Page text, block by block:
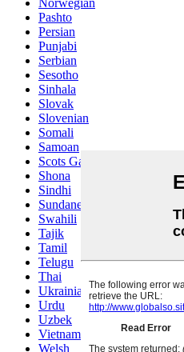
Pashto
Persian
Punjabi
Serbian
Sesotho
Sinhala
Slovak
Slovenian
Somali
Samoan
Scots Gaelic
Shona
Sindhi
Sundanese
Swahili
Tajik
Tamil
Telugu
Thai
Ukrainian
Urdu
Uzbek
Vietnamese
Welsh